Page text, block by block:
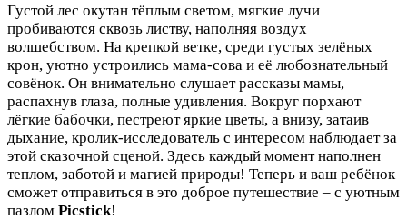
Густой лес окутан тёплым светом, мягкие лучи
пробиваются сквозь листву, наполняя воздух
волшебством. На крепкой ветке, среди густых зелёных
крон, уютно устроились мама-сова и её любознательный
совёнок. Он внимательно слушает рассказы мамы,
распахнув глаза, полные удивления. Вокруг порхают
лёгкие бабочки, пестреют яркие цветы, а внизу, затаив
дыхание, кролик-исследователь с интересом наблюдает за
этой сказочной сценой. Здесь каждый момент наполнен
теплом, заботой и магией природы! Теперь и ваш ребёнок
сможет отправиться в это доброе путешествие – с уютным
пазлом Picstick!